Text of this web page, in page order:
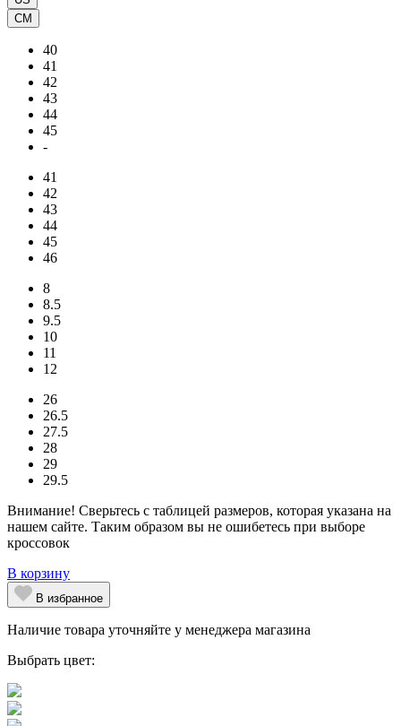
CM
40
41
42
43
44
45
-
41
42
43
44
45
46
8
8.5
9.5
10
11
12
26
26.5
27.5
28
29
29.5
Внимание! Сверьтесь с таблицей размеров, которая указана на
нашем сайте. Таким образом вы не ошибетесь при выборе
кроссовок
В корзину
В избранное
Наличие товара уточняйте у менеджера магазина
Выбрать цвет: